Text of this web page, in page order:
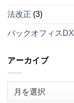
法改正 (3)
バックオフィスDX
アーカイブ